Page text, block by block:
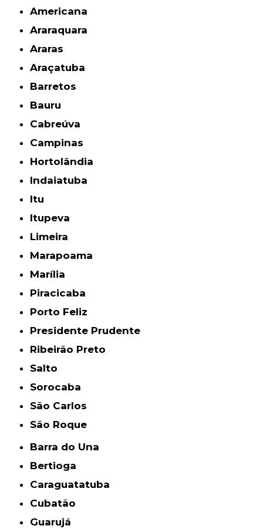
Americana
Araraquara
Araras
Araçatuba
Barretos
Bauru
Cabreúva
Campinas
Hortolândia
Indaiatuba
Itu
Itupeva
Limeira
Marapoama
Marília
Piracicaba
Porto Feliz
Presidente Prudente
Ribeirão Preto
Salto
Sorocaba
São Carlos
São Roque
Barra do Una
Bertioga
Caraguatatuba
Cubatão
Guarujá